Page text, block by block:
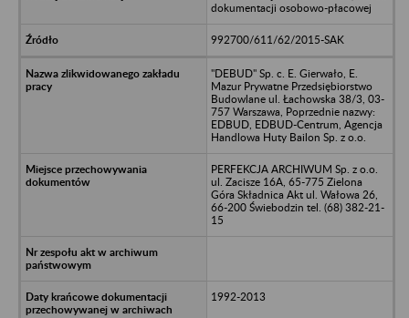
dokumentacji osobowo-płacowej
992700/611/62/2015-SAK
"DEBUD" Sp. c. E. Gierwało, E.
Mazur Prywatne Przedsiębiorstwo
Budowlane ul. Łachowska 38/3, 03-
757 Warszawa, Poprzednie nazwy:
EDBUD, EDBUD-Centrum, Agencja
Handlowa Huty Bailon Sp. z o.o.
PERFEKCJA ARCHIWUM Sp. z o.o.
ul. Zacisze 16A, 65-775 Zielona
Góra Składnica Akt ul. Wałowa 26,
66-200 Świebodzin tel. (68) 382-21-
15
1992-2013